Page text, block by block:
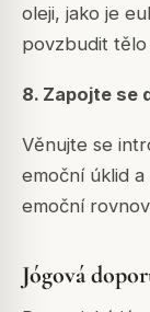
oleji, jako je
povzbudit
8. Zapojte se
Věnujte se
emoční úklid
emoční
Jógová